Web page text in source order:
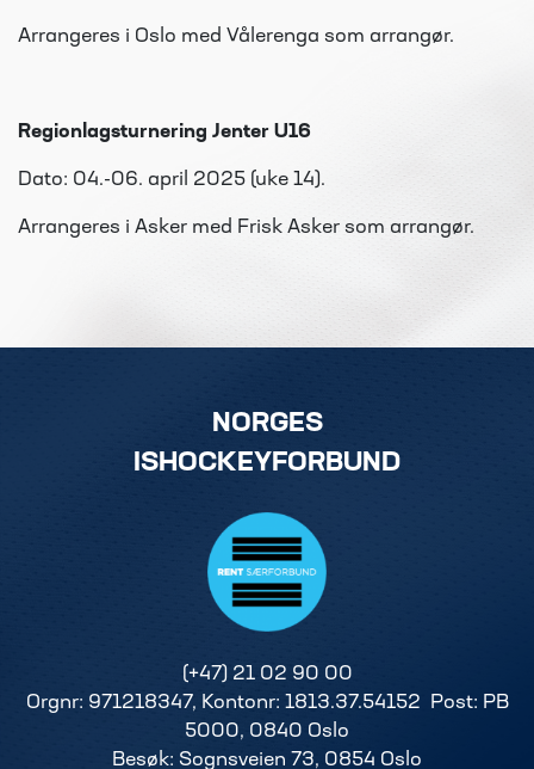
Arrangeres i Oslo med Vålerenga som arrangør.
Regionlagsturnering Jenter U16
Dato: 04.-06. april 2025 (uke 14).
Arrangeres i Asker med Frisk Asker som arrangør.
NORGES
ISHOCKEYFORBUND
(+47) 21 02 90 00
Orgnr: 971218347, Kontonr: 1813.37.54152 Post: PB
5000, 0840 Oslo
Besøk: Sognsveien 73, 0854 Oslo